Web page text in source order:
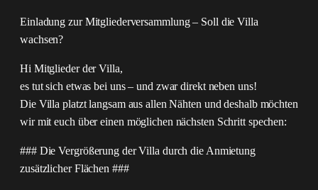
Einladung zur Mitgliederversammlung – Soll die Villa
wachsen?
Hi Mitglieder der Villa,
es tut sich etwas bei uns – und zwar direkt neben uns!
Die Villa platzt langsam aus allen Nähten und deshalb möchten
wir mit euch über einen möglichen nächsten Schritt spechen:
### Die Vergrößerung der Villa durch die Anmietung
zusätzlicher Flächen ###